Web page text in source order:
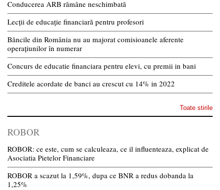
Conducerea ARB rămâne neschimbată
Lecții de educație financiară pentru profesori
Băncile din România nu au majorat comisioanele aferente
operațiunilor în numerar
Concurs de educatie financiara pentru elevi, cu premii in bani
Creditele acordate de banci au crescut cu 14% in 2022
Toate stirile
ROBOR
ROBOR: ce este, cum se calculeaza, ce il influenteaza, explicat de
Asociatia Pietelor Financiare
ROBOR a scazut la 1,59%, dupa ce BNR a redus dobanda la
1,25%